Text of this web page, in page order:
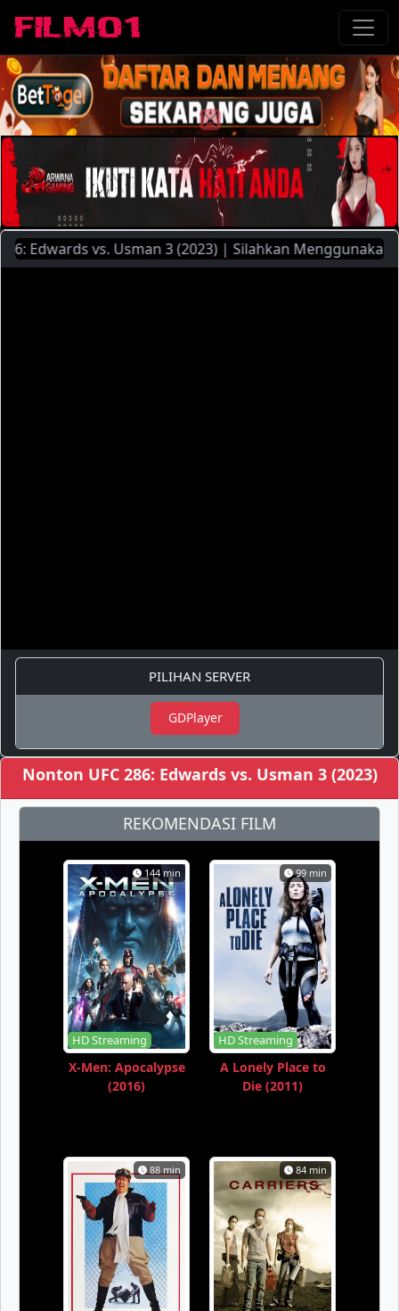
vs. Usman 3 (2023) | Silahkan Menggunakan
PILIHAN SERVER
GDPlayer
Nonton UFC 286: Edwards vs. Usman 3 (2023)
REKOMENDASI FILM
144 min
HD Streaming
X-Men: Apocalypse
(2016)
99 min
HD Streaming
A Lonely Place to
Die (2011)
88 min 84 min